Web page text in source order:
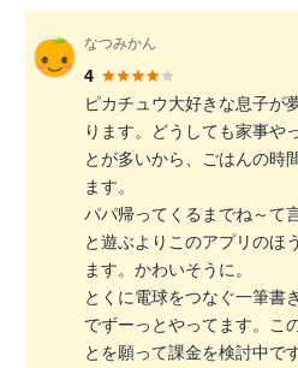
なつみかん
4
ピカチュウ大好きな息子が
ります。どうしても家事や
とが多いから、ごはんの時
ます。
パパ帰ってくるまでね～て
と遊ぶよりこのアプリのほ
ます。かわいそうに。
とくに電球をつなぐ一筆書
でずーっとやってます。こ
とを願って課金を検討中で